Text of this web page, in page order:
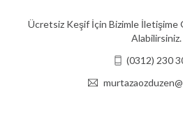
Ücretsiz Keşif İçin Bizimle İletişime
Alabilirsiniz.
(0312) 230